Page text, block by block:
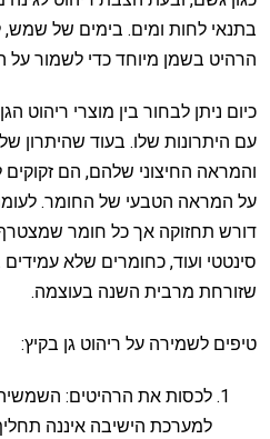
בתנאי לחות ומים. בימים של
הרהיט בשמן מיוחד כדי לשמור
כיום ניתן לבחור בין מוצרי ריהוט
עם היתרונות שלו. בעוד שהיתרון
והמראה החיצוני שלהם, הם
על המראה הטבעי של החומר.
דורש תחזוקה אך כל חומר שמצטרף
סינטטי ועוד, כחומרים שלא
שזורחת מרבית השנה בעוצמה.
טיפים לשמירה על ריהוט גן בקיץ:
לכסות את הרהיטים:
למערכת הישיבה איננה